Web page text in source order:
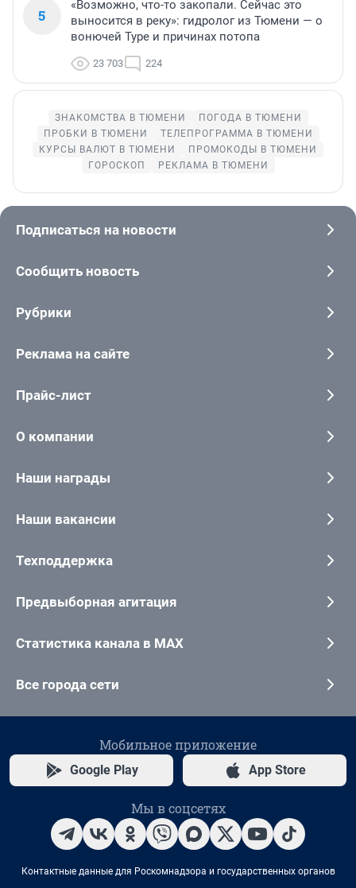
5
«Возможно, что-то закопали. Сейчас это
выносится в реку»: гидролог из Тюмени — о
вонючей Туре и причинах потопа
23 703 224
ЗНАКОМСТВА В ТЮМЕНИ
ПОГОДА В ТЮМЕНИ
ПРОБКИ В ТЮМЕНИ
ТЕЛЕПРОГРАММА В ТЮМЕНИ
КУРСЫ ВАЛЮТ В ТЮМЕНИ
ПРОМОКОДЫ В ТЮМЕНИ
ГОРОСКОП
РЕКЛАМА В ТЮМЕНИ
Подписаться на новости
Сообщить новость
Рубрики
Реклама на сайте
Прайс-лист
О компании
Наши награды
Наши вакансии
Техподдержка
Предвыборная агитация
Статистика канала в MAX
Все города сети
Мобильное приложение
Google Play App Store
Мы в соцсетях
Контактные данные для Роскомнадзора и государственных органов